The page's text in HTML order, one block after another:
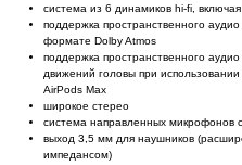
система из 6 динамиков hi-fi,
поддержка пространственного
формате Dolby Atmos
поддержка пространственного
движений головы при
AirPods Max
широкое стерео
система направленных микрофонов
выход 3,5 мм для наушников
импедансом)